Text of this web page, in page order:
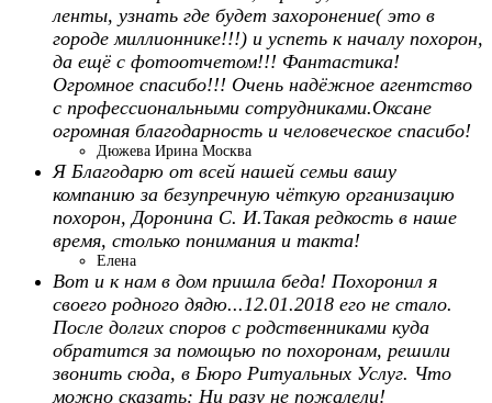
ленты, узнать где будет захоронение( это в
городе миллионнике!!!) и успеть к началу похорон,
да ещё с фотоотчетом!!! Фантастика!
Огромное спасибо!!! Очень надёжное агентство
с профессиональными сотрудниками.Оксане
огромная благодарность и человеческое спасибо!
Дюжева Ирина Москва
Я Благодарю от всей нашей семьи вашу
компанию за безупречную чёткую организацию
похорон, Доронина С. И.Такая редкость в наше
время, столько понимания и такта!
Елена
Вот и к нам в дом пришла беда! Похоронил я
своего родного дядю...12.01.2018 его не стало.
После долгих споров с родственниками куда
обратится за помощью по похоронам, решили
звонить сюда, в Бюро Ритуальных Услуг. Что
можно сказать: Ни разу не пожалели!